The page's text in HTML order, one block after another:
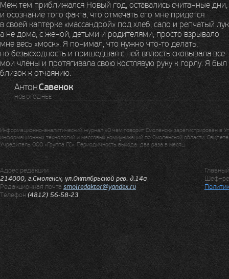
Меж тем приближался Новый год, оставались считанные дни,
и осознание того факта, что отмечать его мне придется
в своей каптерке «массандрой» под хлеб, сало и репчатый
а не дома, с женой, детьми и родителями, просто взрывало
мне весь «моск». Я понимал, что нужно что-то делать,
но безысходность и пришедшая с ней вялость сковывала все
мои члены и протягивала свою костлявую руку к горлу. Я был
близок к отчаянию.
АнтонСавенок
НОВОГОДНЕЕ
Информационно-аналитический журнал «О чем говорит Смоленск» зарегистрирован в
информационных технологий и массовых коммуникаций по Смоленской области.
Учредитель ООО «Группа ГС». Периодичность выхода: два раза в месяц.
Адрес редакции
214000, г.Смоленск, ул.Октябрьской рев. д.14а
Редакционная почта smolredaktor@yandex.ru
Телефон (4812) 56-58-23